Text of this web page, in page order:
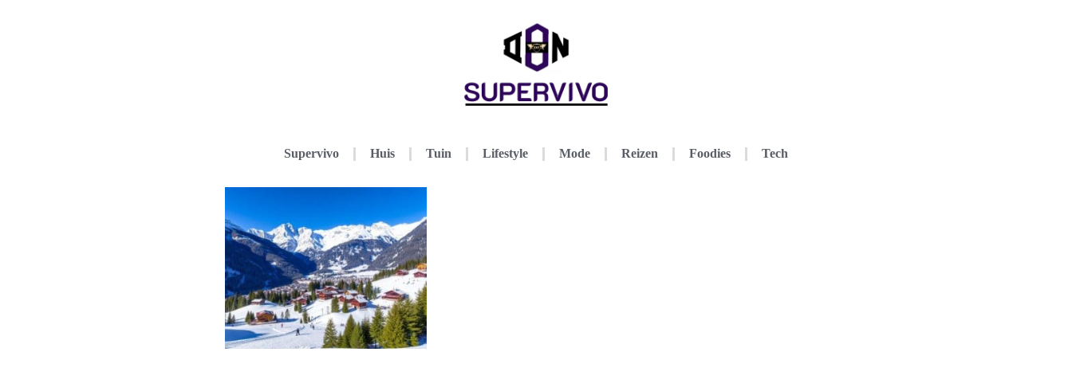
Supervivo Huis Tuin Lifestyle Mode Reizen Foodies Tech